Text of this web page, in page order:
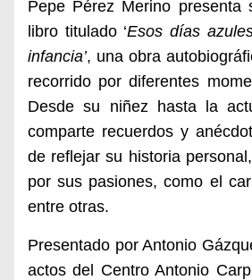
Pepe Pérez Merino presenta
libro titulado ‘Esos días
infancia’, una obra
recorrido por diferentes
Desde su niñez hasta la
comparte recuerdos y
de reflejar su historia
por sus pasiones, como el
entre otras.
Presentado por Antonio
actos del Centro Antonio